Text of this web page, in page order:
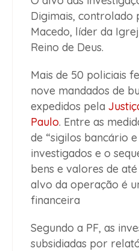
Digimais, controlado
Macedo, líder da
Reino de Deus.
Mais de 50 policiais
nove mandados de
expedidos pela
Paulo. Entre as
de “sigilos bancário
investigados e o
bens e valores de
alvo da operação é
financeira
Segundo a PF, as
subsidiadas por